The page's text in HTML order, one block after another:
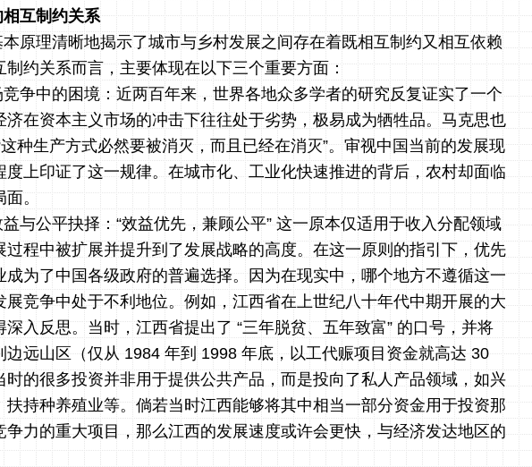
互制约关系
原理清晰地揭示了城市与乡村发展之间存在着既相互制约又相互依赖
制约关系而言，主要体现在以下三个重要方面：
争中的困境：近两百年来，世界各地众多学者的研究反复证实了一个
济在资本主义市场的冲击下往往处于劣势，极易成为牺牲品。马克思也
种生产方式必然要被消灭，而且已经在消灭”。审视中国当前的发展现
度上印证了这一规律。在城市化、工业化快速推进的背后，农村却面临
面。
与公平抉择：“效益优先，兼顾公平” 这一原本仅适用于收入分配领域
过程中被扩展并提升到了发展战略的高度。在这一原则的指引下，优先
成为了中国各级政府的普遍选择。因为在现实中，哪个地方不遵循这一
展竞争中处于不利地位。例如，江西省在上世纪八十年代中期开展的大
入反思。当时，江西省提出了 “三年脱贫、五年致富” 的口号，并将
边远山区（仅从 1984 年到 1998 年底，以工代赈项目资金就高达 30
时的很多投资并非用于提供公共产品，而是投向了私人产品领域，如兴
扶持种养殖业等。倘若当时江西能够将其中相当一部分资金用于投资那
争力的重大项目，那么江西的发展速度或许会更快，与经济发达地区的